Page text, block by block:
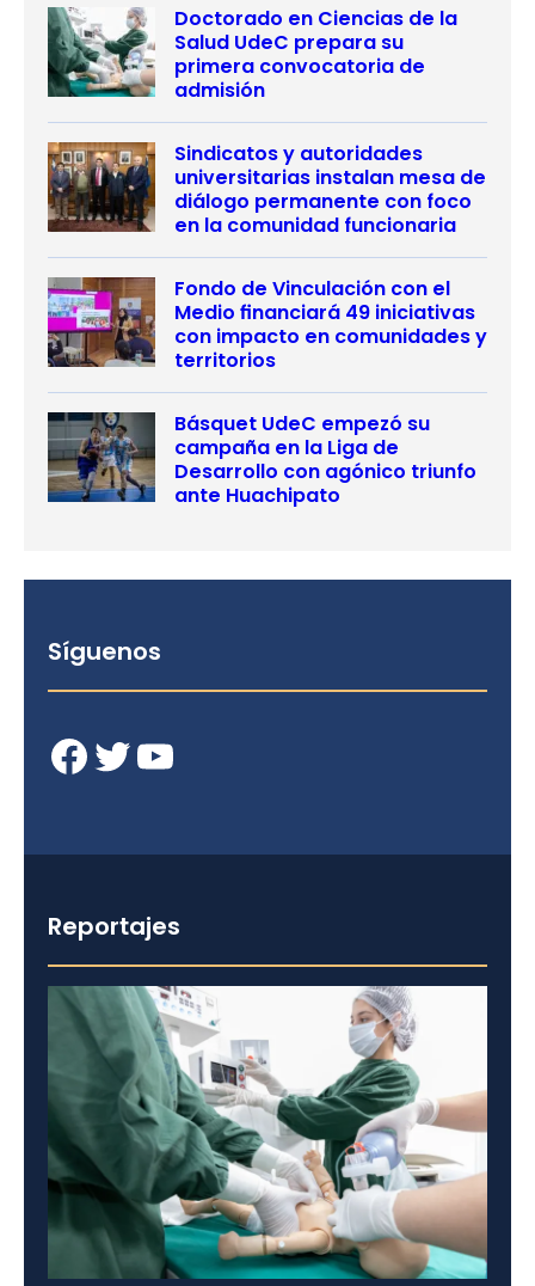
Doctorado en Ciencias de la
Salud UdeC prepara su
primera convocatoria de
admisión
Sindicatos y autoridades
universitarias instalan mesa de
diálogo permanente con foco
en la comunidad funcionaria
Fondo de Vinculación con el
Medio financiará 49 iniciativas
con impacto en comunidades y
territorios
Básquet UdeC empezó su
campaña en la Liga de
Desarrollo con agónico triunfo
ante Huachipato
Síguenos
Facebook Twitter YouTube
Reportajes